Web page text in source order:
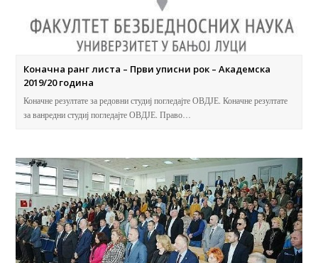
Коначна ранг листа – Први уписни рок – Академска
2019/20 година
Коначне резултате за редовни студиј погледајте ОВДЈЕ. Коначне резултате
за ванредни студиј погледајте ОВДЈЕ. Право…